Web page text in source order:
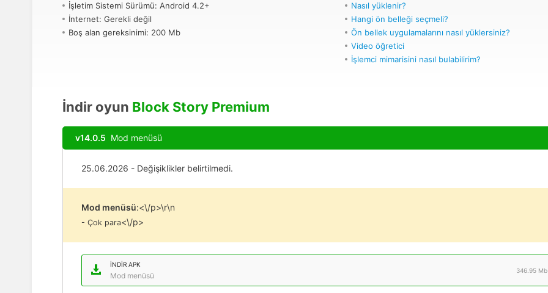
İşletim Sistemi Sürümü: Android 4.2+
İnternet: Gerekli değil
Boş alan gereksinimi: 200 Mb
Nasıl yüklenir?
Hangi ön belleği seçmeli?
Ön bellek uygulamalarını nasıl yüklersiniz?
Video öğretici
İşlemci mimarisini nasıl bulabilirim?
İndir oyun Block Story Premium
v14.0.5 Mod menüsü
25.06.2026 - Değişiklikler belirtilmedi.
Mod menüsü:<\/p>\r\n
- Çok para<\/p>
İNDIR APK
Mod menüsü
346.95 Mb